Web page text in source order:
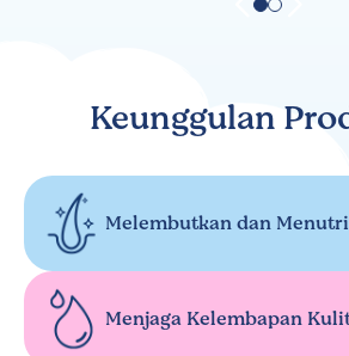
Keunggulan
Melembutkan dan
Menjaga Kelembapan